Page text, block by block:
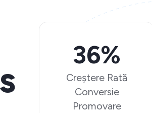
36%
Creștere Rată
Conversie
Promovare